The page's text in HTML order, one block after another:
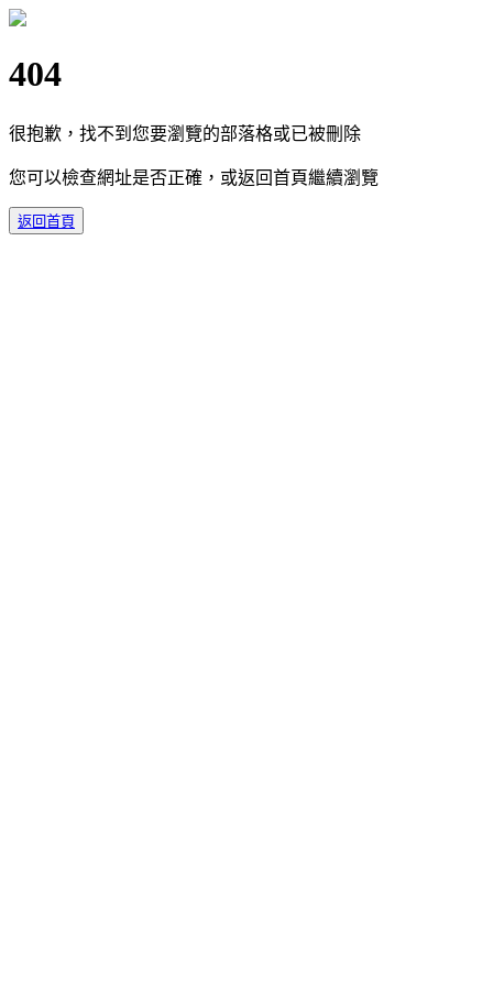
404
很抱歉，找不到您要瀏覽的部落格或已被刪除
您可以檢查網址是否正確，或返回首頁繼續瀏覽
返回首頁